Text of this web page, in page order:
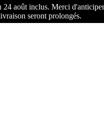
24 août inclus. Merci
seront prolongés.